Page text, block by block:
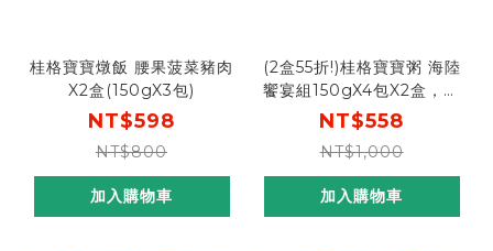
桂格寶寶燉飯 腰果菠菜豬肉
X2盒(150gX3包)
NT$598
NT$800
加入購物車
(2盒55折!)桂格寶寶粥 海陸
饗宴組150gX4包X2盒，共
有四種口味雞+豬+鮭魚+干
NT$558
NT$1,000
加入購物車